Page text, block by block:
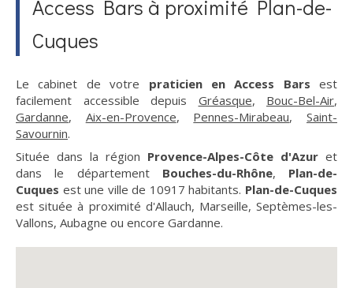
Access Bars à proximité Plan-de-
Cuques
Le cabinet de votre praticien en Access Bars est
facilement accessible depuis Gréasque, Bouc-Bel-Air,
Gardanne, Aix-en-Provence, Pennes-Mirabeau,Saint-
Savournin.
Située dans la région Provence-Alpes-Côte d'Azur et
dans le département Bouches-du-Rhône, Plan-de-
Cuques est une ville de 10917 habitants. Plan-de-Cuques
est située à proximité d'Allauch, Marseille, Septèmes-les-
Vallons, Aubagne ou encore Gardanne.